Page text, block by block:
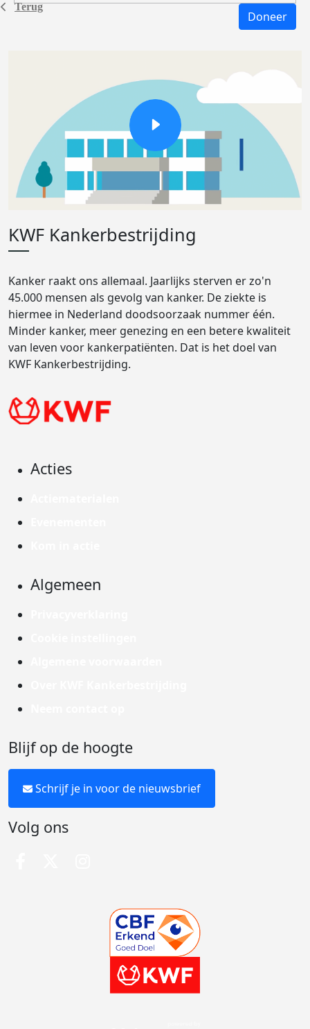
Terug
Doneer
KWF Kankerbestrijding
Kanker raakt ons allemaal. Jaarlijks sterven er zo'n
45.000 mensen als gevolg van kanker. De ziekte is
hiermee in Nederland doodsoorzaak nummer één.
Minder kanker, meer genezing en een betere kwaliteit
van leven voor kankerpatiënten. Dat is het doel van
KWF Kankerbestrijding.
Acties
Algemeen
Blijf op de hoogte
Schrijf je in voor de nieuwsbrief
Volg ons